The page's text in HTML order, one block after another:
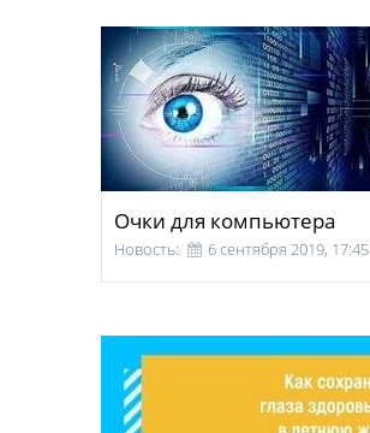
Очки для компьютера
Новость: 6 сентября 2019, 17:45